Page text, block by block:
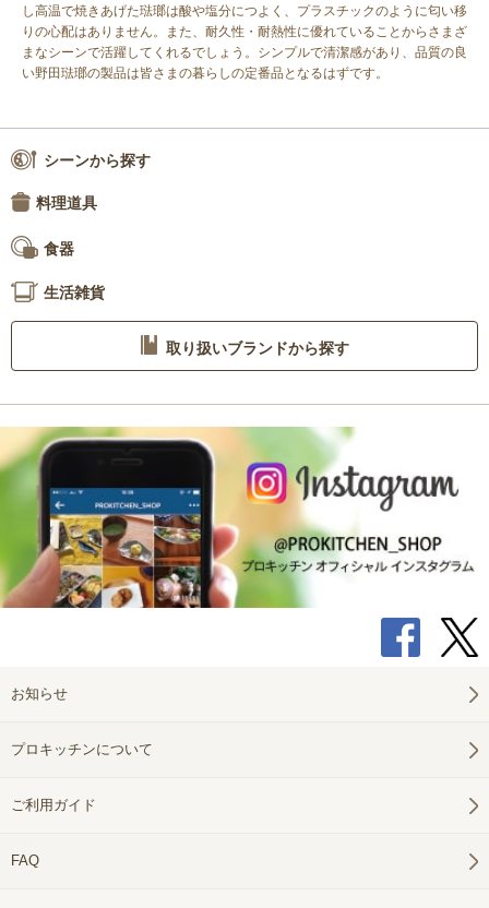
し高温で焼きあげた琺瑯は酸や塩分につよく、プラスチックのように匂い移
りの心配はありません。また、耐久性・耐熱性に優れていることからさまざ
まなシーンで活躍してくれるでしょう。シンプルで清潔感があり、品質の良
い野田琺瑯の製品は皆さまの暮らしの定番品となるはずです。
シーンから探す
料理道具
食器
生活雑貨
取り扱いブランドから探す
お知らせ
プロキッチンについて
ご利用ガイド
FAQ